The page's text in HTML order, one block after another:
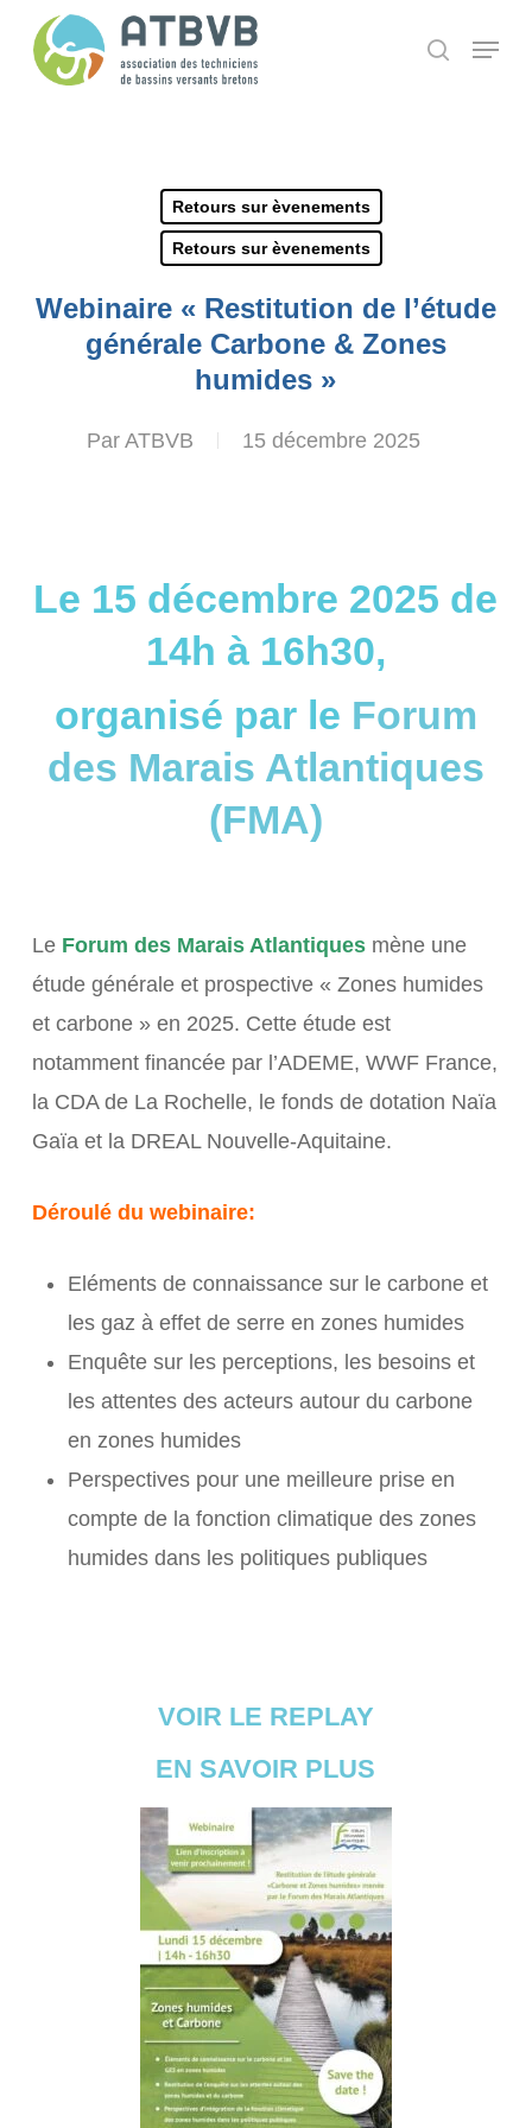
search
Menu
Retours sur èvenements
Retours sur èvenements
Webinaire « Restitution de l’étude
générale Carbone & Zones
humides »
Par ATBVB 15 décembre 2025
Le 15 décembre 2025 de
14h à 16h30,
organisé par le Forum
des Marais Atlantiques
(FMA)
Le Forum des Marais Atlantiquesmène une
étude générale et prospective « Zones humides
et carbone » en 2025. Cette étude est
notamment financée par l’ADEME, WWF France,
la CDA de La Rochelle, le fonds de dotation Naïa
Gaïa et la DREAL Nouvelle-Aquitaine.
Déroulé du webinaire:
Eléments de connaissance sur le carbone et
les gaz à effet de serre en zones humides
Enquête sur les perceptions, les besoins et
les attentes des acteurs autour du carbone
en zones humides
Perspectives pour une meilleure prise en
compte de la fonction climatique des zones
humides dans les politiques publiques
VOIR LE REPLAY
EN SAVOIR PLUS
Panneau de gestion des cookies